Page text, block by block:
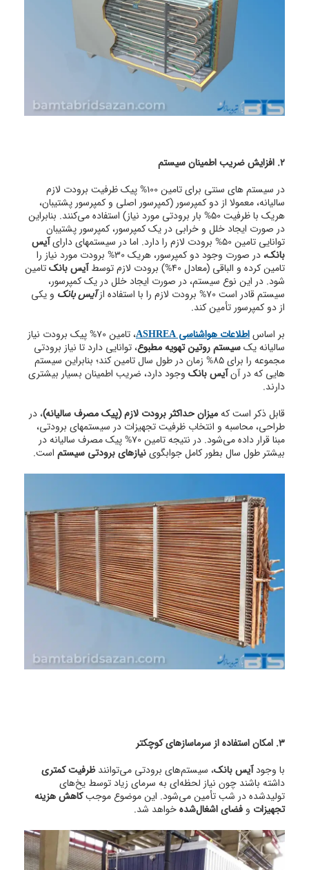
2. افزایش ضریب اطمینان سیستم
در سیستم های سنتی برای تامین 100% پیک ظرفیت برودت لازم
سالیانه، معمولا از دو کمپرسور (کمپرسور اصلی و کمپرسور پشتیبان،
هریک با ظرفیت 50% بار برودتی مورد نیاز) استفاده می‌کنند. بنابراین
در صورت ایجاد خلل و خرابی در یک کمپرسور، کمپرسور پشتیبان
توانایی تامین 50% برودت لازم را دارد. اما در سیستمهای دارای
آیس
بانک،
در صورت وجود دو کمپرسور، هریک 30% برودت مورد نیاز را
تامین کرده و الباقی (معادل 40%) برودت لازم توسط
آیس بانکتامین
شود. در این نوع سیستم، در صورت ایجاد خلل در یک کمپرسور،
سیستم قادر است 70% برودت لازم را با استفاده از
آیس بانک و یکی
از دو کمپرسور تأمین کند.
بر اساساطلاعات هواشناسی ASHREA
، تامین 70% پیک برودت نیاز
سالیانه یکسیستم روتین تهویه مطبوع، توانایی دارد تا نیاز برودتی
مجموعه را برای 85% زمان در طول سال تامین کند؛ بنابراین سیستم
هایی که در آنآیس بانک وجود دارد، ضریب اطمینان بسیار بیشتری
دارند.
قابل ذکر است کهمیزان حداکثر برودت لازم (پیک مصرف سالیانه)، در
طراحی، محاسبه و انتخاب ظرفیت تجهیزات در سیستمهای برودتی،
مبنا قرار داده می‌شود. در نتیجه تامین 70% پیک مصرف سالیانه در
بیشتر طول سال بطور کامل جوابگوینیازهای برودتی سیستم است.
3. امکان استفاده از سرماسازهای کوچکتر
با وجودآیس بانک، سیستم‌های برودتی می‌توانندظرفیت کمتری
داشته باشند چون نیاز لحظه‌ای به سرمای زیاد توسط یخ‌های
تولیدشده در شب تأمین می‌شود. این موضوع موجبکاهش هزینه
تجهیزات و فضای اشغال‌شدهخواهد شد.